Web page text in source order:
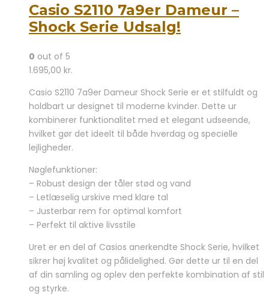
Casio S2110 7a9er Dameur –
Shock Serie Udsalg!
0 out of 5
1.695,00 kr.
Casio S2110 7a9er Dameur Shock Serie er et stilfuldt og
holdbart ur designet til moderne kvinder. Dette ur
kombinerer funktionalitet med et elegant udseende,
hvilket gør det ideelt til både hverdag og specielle
lejligheder.
Nøglefunktioner:
– Robust design der tåler stød og vand
– Letlæselig urskive med klare tal
– Justerbar rem for optimal komfort
– Perfekt til aktive livsstile
Uret er en del af Casios anerkendte Shock Serie, hvilket
sikrer høj kvalitet og pålidelighed. Gør dette ur til en del
af din samling og oplev den perfekte kombination af stil
og styrke.